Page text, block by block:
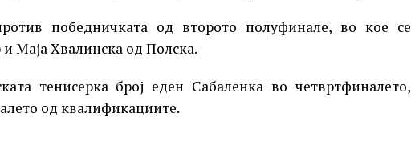
победничката од второто полуфинале, во кое се
и Маја Хвалинска од Полска.
тенисерка број еден Сабаленка во четвртфиналето,
од квалификациите.